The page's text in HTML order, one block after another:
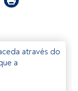
através do
a